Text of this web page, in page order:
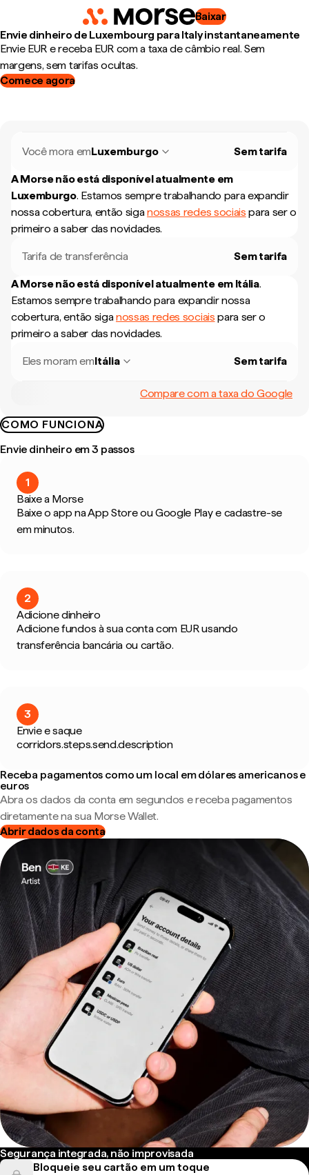
Baixar
Envie dinheiro de Luxembourg para Italy instantaneamente
Envie EUR e receba EUR com a taxa de câmbio real. Sem
margens, sem tarifas ocultas.
Comece agora
Você mora emLuxemburgo Sem tarifa
A Morse não está disponível atualmente em
Luxemburgo. Estamos sempre trabalhando para expandir
nossa cobertura, então siganossas redes sociais para ser o
primeiro a saber das novidades.
Tarifa de transferência Sem tarifa
A Morse não está disponível atualmente em Itália.
Estamos sempre trabalhando para expandir nossa
cobertura, então siganossas redes sociais para ser o
primeiro a saber das novidades.
Eles moram emItália Sem tarifa
Compare com a taxa do Google
COMO FUNCIONA
Envie dinheiro em 3 passos
1
Baixe a Morse
Baixe o app na App Store ou Google Play e cadastre-se
em minutos.
2
Adicione dinheiro
Adicione fundos à sua conta com EUR usando
transferência bancária ou cartão.
3
Envie e saque
corridors.steps.send.description
Receba pagamentos como um local em dólares americanos e
euros
Abra os dados da conta em segundos e receba pagamentos
diretamente na sua Morse Wallet.
Abrir dados da conta
Segurança integrada, não improvisada
Bloqueie seu cartão em um toque